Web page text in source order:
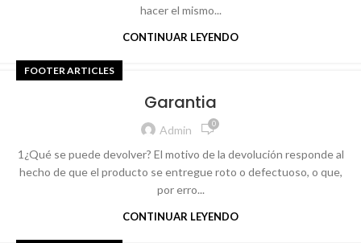
hacer el mismo...
CONTINUAR LEYENDO
FOOTER ARTICLES
Garantia
Admin 0
1¿Qué se puede devolver? El motivo de la devolución responde al
hecho de que el producto se entregue roto o defectuoso, o que,
por erro...
CONTINUAR LEYENDO